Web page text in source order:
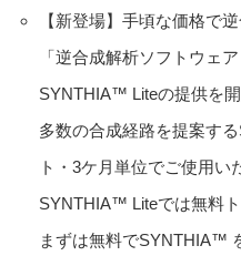
【新登場】手頃な価格で
「逆合成解析ソフトウェ
SYNTHIA™ Liteの提供を
多数の合成経路を提案す
ト・3ケ月単位でご使用い
SYNTHIA™ Liteでは無料
まずは無料でSYNTHIA™